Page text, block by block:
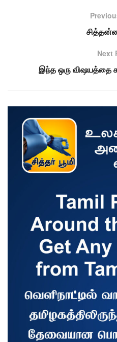
Next
இந்த ஒரு விஷயத்தை